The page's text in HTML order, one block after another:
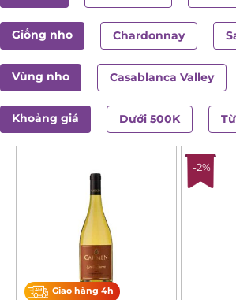
Giống nho Chardonnay
Vùng nho Casablanca Valley
Khoảng giá Dưới 500K
Giao hàng 4h
-2%